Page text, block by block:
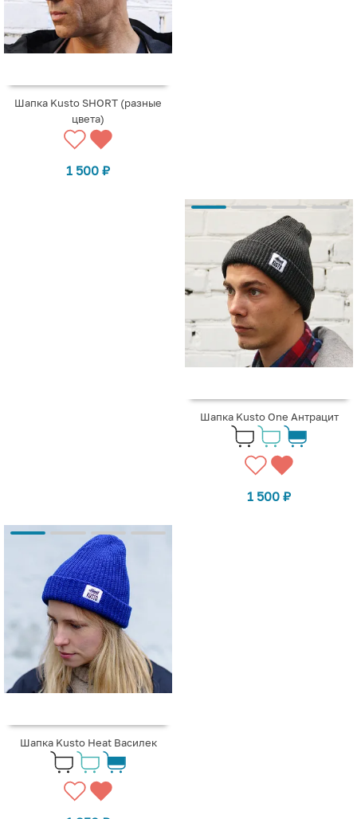
Шапка Kusto SHORT (разные
цвета)
1 500 ₽
Шапка Kusto One Антрацит
1 500 ₽
Шапка Kusto Heat Василек